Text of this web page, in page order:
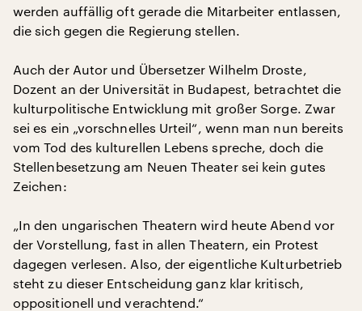
werden auffällig oft gerade die Mitarbeiter entlassen,
die sich gegen die Regierung stellen.
Auch der Autor und Übersetzer Wilhelm Droste,
Dozent an der Universität in Budapest, betrachtet die
kulturpolitische Entwicklung mit großer Sorge. Zwar
sei es ein „vorschnelles Urteil“, wenn man nun bereits
vom Tod des kulturellen Lebens spreche, doch die
Stellenbesetzung am Neuen Theater sei kein gutes
Zeichen:
„In den ungarischen Theatern wird heute Abend vor
der Vorstellung, fast in allen Theatern, ein Protest
dagegen verlesen. Also, der eigentliche Kulturbetrieb
steht zu dieser Entscheidung ganz klar kritisch,
oppositionell und verachtend.“